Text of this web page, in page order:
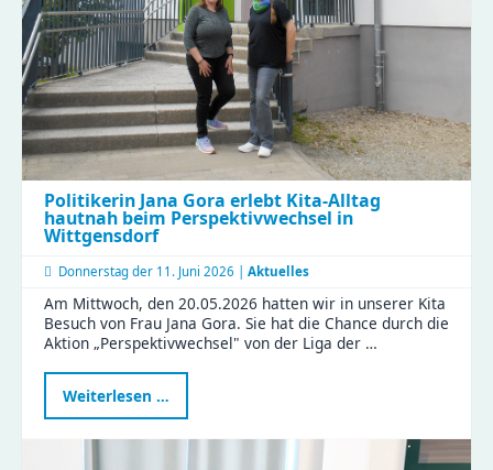
Politikerin Jana Gora erlebt Kita-Alltag
hautnah beim Perspektivwechsel in
Wittgensdorf
Donnerstag der 11. Juni 2026 | Aktuelles
Am Mittwoch, den 20.05.2026 hatten wir in unserer Kita
Besuch von Frau Jana Gora. Sie hat die Chance durch die
Aktion „Perspektivwechsel" von der Liga der …
Weiterlesen …
Jana
Gora